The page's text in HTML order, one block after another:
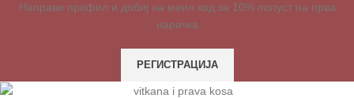
Направи профил и добиј на меил код за 10% попуст на прва
нарачка
РЕГИСТРАЦИЈА